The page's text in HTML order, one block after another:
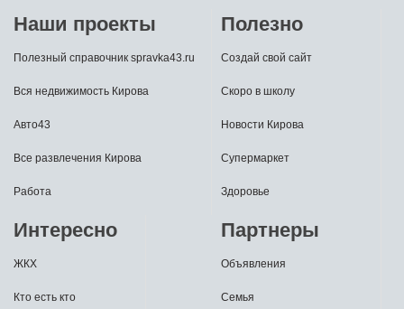
Наши проекты
Полезный справочник spravka43.ru
Вся недвижимость Кирова
Авто43
Все развлечения Кирова
Работа
Полезно
Создай свой сайт
Скоро в школу
Новости Кирова
Супермаркет
Здоровье
Интересно
ЖКХ
Кто есть кто
Партнеры
Объявления
Семья